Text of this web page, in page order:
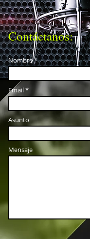
Contáctanos:
Nombre
Email
Asunto
Mensaje